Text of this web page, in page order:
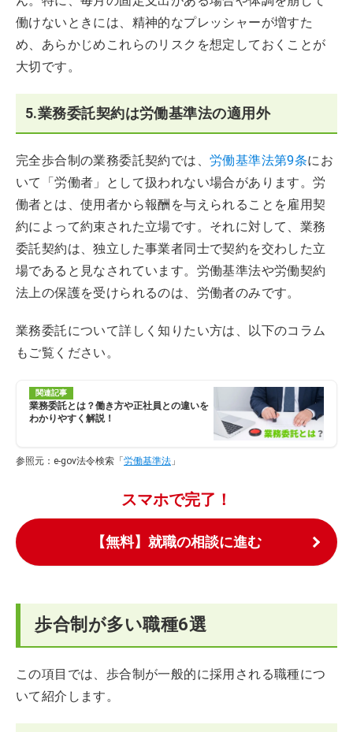
働けないときには、精神的なプレッシャーが増すた
め、あらかじめこれらのリスクを想定しておくことが
大切です。
5.業務委託契約は労働基準法の適用外
完全歩合制の業務委託契約では、 労働基準法第9条にお
いて「労働者」として扱われない場合があります。労
働者とは、使用者から報酬を与えられることを雇用契
約によって約束された立場です。それに対して、業務
委託契約は、独立した事業者同士で契約を交わした立
場であると見なされています。労働基準法や労働契約
法上の保護を受けられるのは、労働者のみです。
業務委託について詳しく知りたい方は、以下のコラム
もご覧ください。
関連記事
業務委託とは？働き方や正社員との違いを
わかりやすく解説！
参照元：e-gov法令検索「 労働基準法 」
スマホで完了！
【無料】就職の相談に進む
歩合制が多い職種6選
この項目では、歩合制が一般的に採用される職種につ
いて紹介します。